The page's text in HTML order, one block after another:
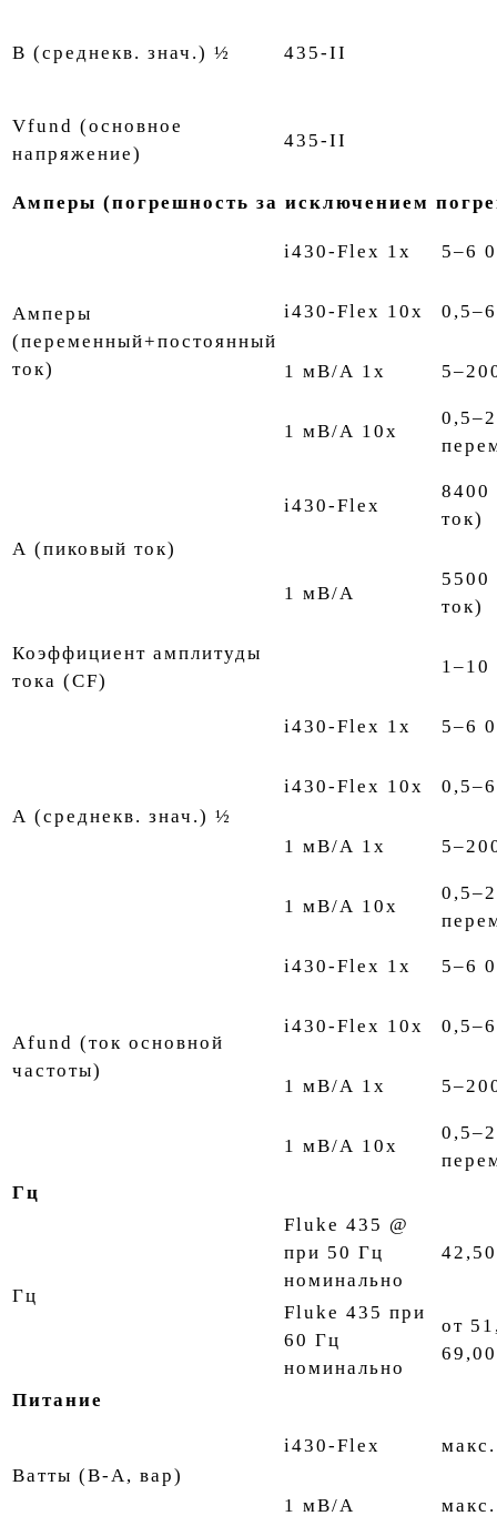
В (среднекв. знач.) ½ 435-II
Vfund (основное
напряжение)
435-II
Амперы (погрешность за исключением
Амперы
(переменный+постоянный
ток)
i430-Flex 1x 5–6
i430-Flex 10x
1 мВ/А 1x
1 мВ/А 10x
А (пиковый ток)
i430-Flex
8400
ток)
1 мВ/А
5500
ток)
Коэффициент амплитуды
тока (CF)
1–10
А (среднекв. знач.) ½
i430-Flex 1x 5–6
i430-Flex 10x
1 мВ/А 1x
1 мВ/А 10x
Afund (ток основной
частоты)
i430-Flex 1x 5–6
i430-Flex 10x
1 мВ/А 1x
1 мВ/А 10x
Гц
Гц
Fluke 435 @
при 50 Гц
номинально
Fluke 435 при
60 Гц
номинально
от
Питание
Ватты (В-А, вар)
i430-Flex
1 мВ/А